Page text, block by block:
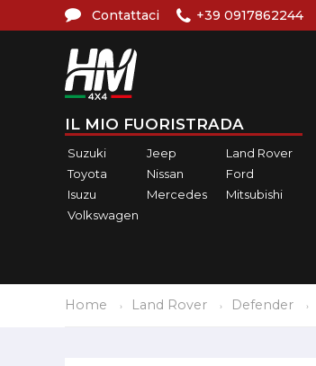
Contattaci +39 0917862244
IL MIO FUORISTRADA
Suzuki Jeep
Land Rover
Toyota
Nissan
Ford
Isuzu
Mercedes
Mitsubishi
Volkswagen
Home Land Rover Defender